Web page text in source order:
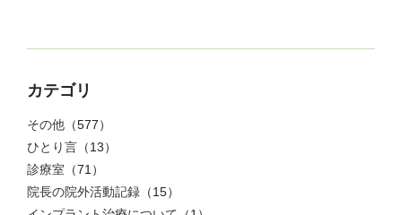
カテゴリ
その他 （577）
ひとり言 （13）
診療室 （71）
院長の院外活動記録 （15）